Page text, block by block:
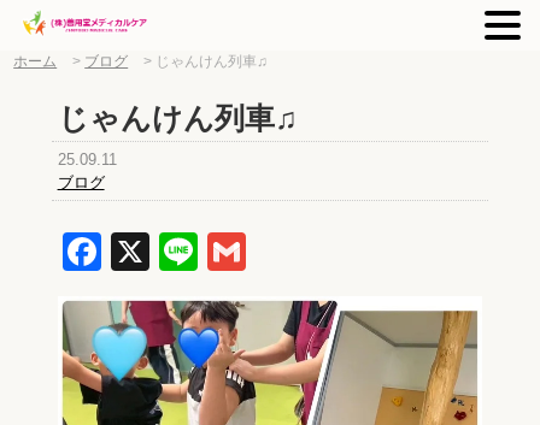
ホーム > ブログ > じゃんけん列車♫
じゃんけん列車♫
25.09.11
ブログ
Facebook
X Line